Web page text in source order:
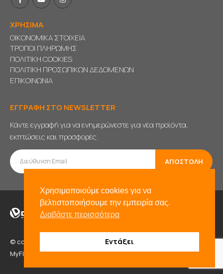
ΧΡΗΣΙΜΑ
ΟΙΚΟΝΟΜΙΚΑ ΣΤΟΙΧΕΙΑ
ΤΡΟΠΟΙ ΠΛΗΡΩΜΗΣ
ΠΟΛΙΤΙΚΗ COOKIES
ΠΟΛΙΤΙΚΗ ΠΡΟΣΩΠΙΚΩΝ ΔΕΔΟΜΕΝΩΝ
ΕΠΙΚΟΙΝΩΝΙΑ
ΕΓΓΡΑΦΗ ΣΤΟ NEWSLETTER
Κάντε εγγραφή για να ενημερώνεστε για νέα προϊόντα,
εκπτώσεις και προσφορές.
© copyright 2021. All Rights Reserved. Powered by
MyFlexWeb
Χρησιμοποιούμε cookies για να
βελτιστοποιήσουμε την εμπειρία σας.
Διαβάστε περισσότερα
Εντάξει